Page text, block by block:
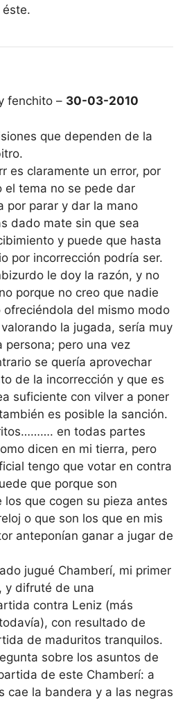
éste.
fenchito – 30-03-2010
que dependen de la
es claramente un error, por
el tema no se pede dar
por parar y dar la mano
dado mate sin que sea
y puede que hasta
por incorrección podría ser.
le doy la razón, y no
porque no creo que nadie
ofreciéndola del mismo modo
la jugada, sería muy
persona; pero una vez
se quería aprovechar
de la incorrección y que es
suficiente con vilver a poner
es posible la sanción.
en todas partes
dicen en mi tierra, pero
tengo que votar en contra
que porque son
los que cogen su pieza antes
o que son los que en mis
anteponían ganar a jugar de
jugué Chamberí, mi primer
y difruté de una
contra Leniz (más
con resultado de
de maduritos tranquilos.
sobre los asuntos de
de este Chamberí: a
cae la bandera y a las negras